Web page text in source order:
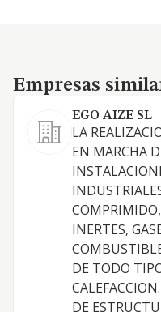
Empresas similares
Empresas
EGO AIZE SL
LA
EN MARCHA
COMPRIMIDO,
INERTES,
DE TODO
DE